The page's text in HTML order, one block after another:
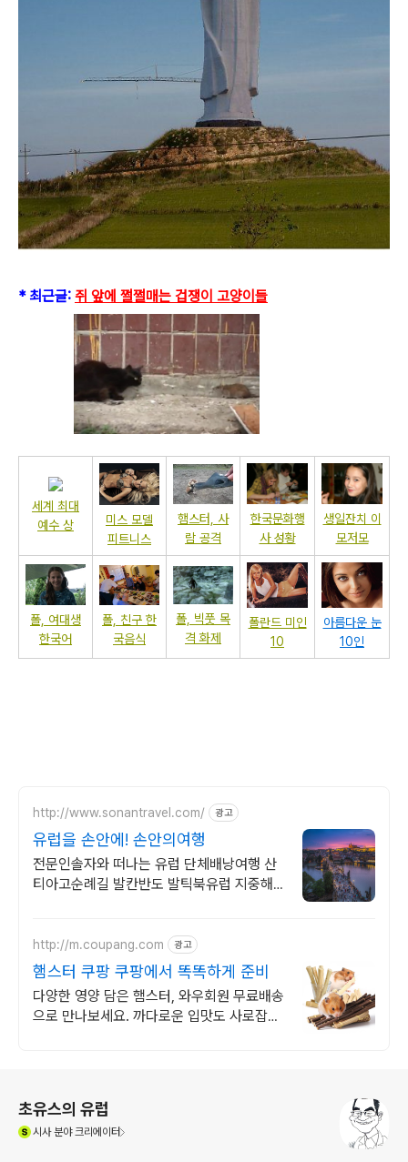
* 최근글: 쥐 앞에 쩔쩔매는 겁쟁이 고양이들
세계 최대
예수 상
미스 모델
피트니스
햄스터, 사
람 공격
한국문화행
사 성황
생일잔치 이
모저모
폴, 여대생
한국어
폴, 친구 한
국음식
폴, 빅풋 목
격 화제
폴란드 미인
10
아름다운 눈
10인
http://www.sonantravel.com/ 광고
유럽을 손안에! 손안의여행
전문인솔자와 떠나는 유럽 단체배낭여행 산
티아고순례길 발칸반도 발틱북유럽 지중해
http://m.coupang.com 광고
햄스터 쿠팡 쿠팡에서 똑똑하게 준비
다양한 영양 담은 햄스터, 와우회원 무료배송
으로 만나보세요. 까다로운 입맛도 사로잡을
초유스의 유럽
시사분야 크리에이터